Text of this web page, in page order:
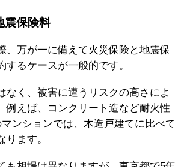
震保険料
、万が一に備えて火災保険と地震保
するケースが一般的です。
なく、被害に遭うリスクの高さによ
例えば、コンクリート造など耐火性
ンションでは、木造戸建てに比べて
ります。